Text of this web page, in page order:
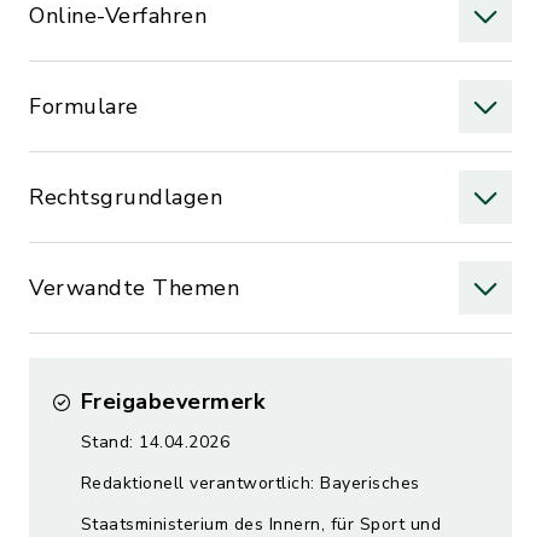
Online-Verfahren
Formulare
Rechtsgrundlagen
Verwandte Themen
Freigabevermerk
Stand: 14.04.2026
Redaktionell verantwortlich: Bayerisches
Staatsministerium des Innern, für Sport und